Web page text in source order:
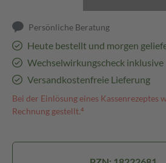
Persönliche Beratung
Heute bestellt und morgen
Wechselwirkungscheck inklusive
Versandkostenfreie Lieferung
Bei der Einlösung eines
Rechnung gestellt.⁴